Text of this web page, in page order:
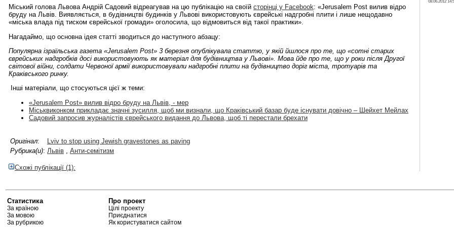
Міський голова Львова Андрій Садовий відреагував на цю публікацію на своїй сторінці у Facebook: «Jerusalem Post вилив відро
бруду на Львів. Виявляється, в будівництві будинків у Львові використовують єврейські надгробні плити і лише нещодавно
«міська влада під тиском єврейської громади» оголосила, що відмовиться від такої практики».
Нагадаймо, що основна ідея статті зводиться до наступного абзацу:
Популярна ізраїльська газета «Jerusalem Post» 3 березня опублікувала статтю, у якій йшлося про те, що «сотні старих
єврейських надгробків досі використовують як матеріал для будівництва у Львові». Мова йде про те, що у роки після Другої
світової війни, солдати Червоної армії використовували надгробні плити на будівництво доріг міста, тротуарів та
Краківського ринку.
Інші матеріали, що стосуються цієї ж теми:
«Jerusalem Post» вилив відро бруду на Львів, - мер
Міськвиконком прикладає значні зусилля, щоб ми визнали, що Краківський базар буде існувати довічно – Шейхет Мейлах
Садовий запросив журналістів єврейського видання до Львова, щоб ті перестали брехати
Оригінал:
Lviv to stop using Jewish gravestones as paving
Рубрика(и): Львів Анти-семітизм
Схожі публікації (1):
08.06.2012
Статистика
За країною
За мовою
За рубрикою
Про проект
Цілі проекту
Приєднатися
Як користуватися сайтом